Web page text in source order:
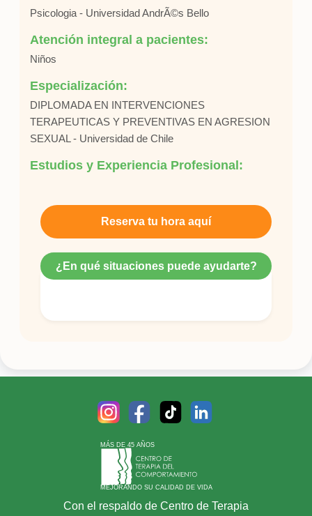
Psicologia - Universidad AndrÃ©s Bello
Atención integral a pacientes:
Niños
Especialización:
DIPLOMADA EN INTERVENCIONES
TERAPEUTICAS Y PREVENTIVAS EN AGRESION
SEXUAL - Universidad de Chile
Estudios y Experiencia Profesional:
Reserva tu hora aquí
¿En qué situaciones puede ayudarte?
MÁS DE 45 AÑOS
MEJORANDO SU CALIDAD DE VIDA
Con el respaldo de Centro de Terapia